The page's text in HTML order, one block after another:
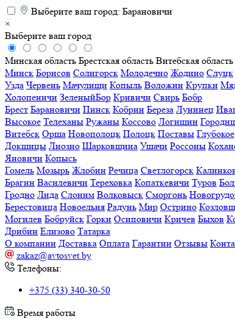
Выберите ваш город: Барановичи
×
Выберите ваш город
Минская область Брестская область Витебская область
Минск Борисов Солигорск Молодечно Жодино Слуцк
Узда Червень Мачулищи Копыль Воложин Крупки
Холопеничи ЗеленыйБор Кривичи Свирь Бобр
Брест Барановичи Пинск Кобрин Береза Лунинец
Высокое Телеханы Ружаны Коссово Логишин
Витебск Орша Новополоцк Полоцк Поставы Глубокое
Докшицы Лиозно Шарковщина Ушачи Россоны
Яновичи Копысь
Гомель Мозырь Жлобин Речица Светлогорск
Брагин Василевичи Тереховка Копаткевичи Туров
Гродно Лида Слоним Волковыск Сморгонь
Берестовица Новоельня Радунь Мир Острино
Могилев Бобруйск Горки Осиповичи Кричев Быхов
Дрибин Елизово Татарка
О компании Доставка Оплата Гарантии Отзывы
zakaz@avtosvet.by
Телефоны:
+375 (33) 340-30-50
Время работы